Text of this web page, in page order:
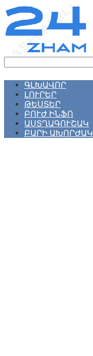
Перейти
к
контенту
ԳԼԽԱՎՈՐ
ԼՈՒՐԵՐ
ԹԵՍՏԵՐ
ԲՈՒԺ ԻՆՖՈ
ԱՍՏՂԱԳՈՒՇԱԿ
ԲԱՐԻ ԱԽՈՐԺԱԿ